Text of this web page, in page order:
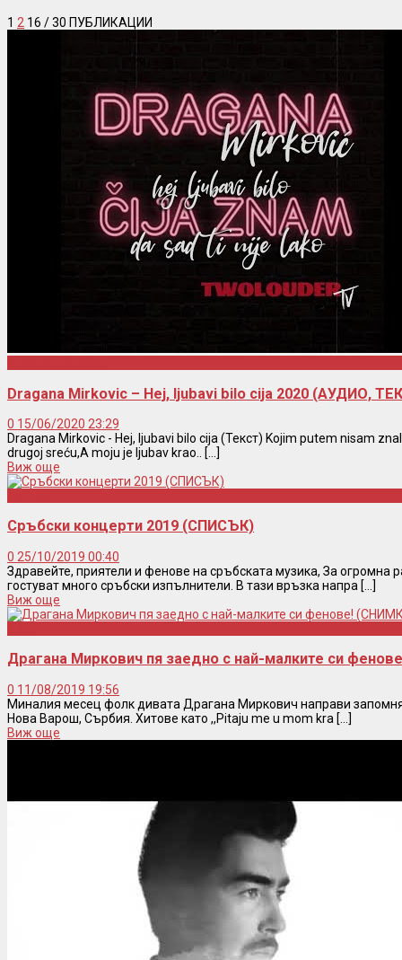
1 2 16 / 30 ПУБЛИКАЦИИ
Dragana Mirkovic – Hej, ljubavi bilo cija 2020 (АУДИО,
0 15/06/2020 23:29
Dragana Mirkovic - Hej, ljubavi bilo cija (Текст) Kojim putem nisam
drugoj sreću,A moju je ljubav krao.. [...]
Виж още
Сръбски концерти 2019 (СПИСЪК)
0 25/10/2019 00:40
Здравейте, приятели и фенове на сръбската музика, За огромна
гостуват много сръбски изпълнители. В тази връзка напра [...]
Виж още
Драгана Миркович пя заедно с най-малките си
0 11/08/2019 19:56
Миналия месец фолк дивата Драгана Миркович направи
Нова Варош, Сърбия. Хитове като ,,Pitaju me u mom kra [...]
Виж още